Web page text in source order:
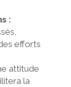
:
efforts
attitude
la